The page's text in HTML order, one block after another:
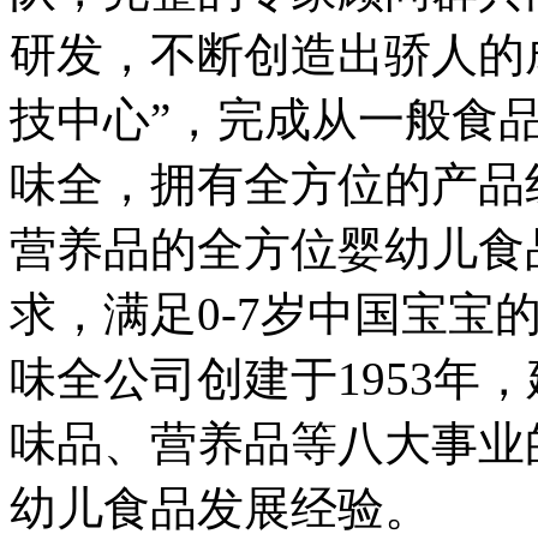
研发，不断创造出骄人
技中心”，完成从一般食
味全，拥有全方位的产
营养品的全方位婴幼儿
求，满足0-7岁中国宝宝
味全公司创建于1953年
味品、营养品等八大事
幼儿食品发展经验。